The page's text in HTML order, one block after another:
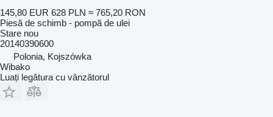
145,80 EUR 628 PLN ≈ 765,20 RON
Piesă de schimb - pompă de ulei
Stare nou
20140390600
Polonia, Kojszówka
Wibako
Luați legătura cu vânzătorul